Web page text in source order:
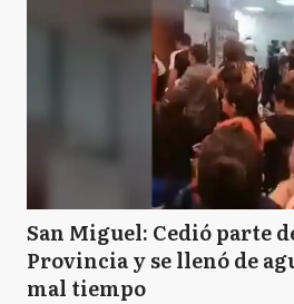
San Miguel: Cedió parte
Provincia y se llenó de
mal tiempo